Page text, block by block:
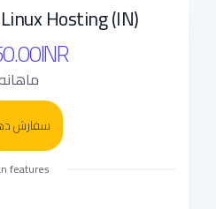
Hosting (IN)
سفارش
features